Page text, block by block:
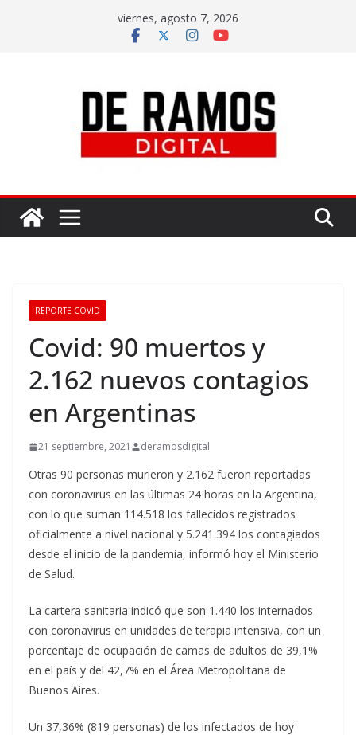
viernes, agosto 7, 2026
REPORTE COVID
Covid: 90 muertos y
2.162 nuevos contagios
en Argentinas
21 septiembre, 2021 deramosdigital
Otras 90 personas murieron y 2.162 fueron reportadas
con coronavirus en las últimas 24 horas en la Argentina,
con lo que suman 114.518 los fallecidos registrados
oficialmente a nivel nacional y 5.241.394 los contagiados
desde el inicio de la pandemia, informó hoy el Ministerio
de Salud.
La cartera sanitaria indicó que son 1.440 los internados
con coronavirus en unidades de terapia intensiva, con un
porcentaje de ocupación de camas de adultos de 39,1%
en el país y del 42,7% en el Área Metropolitana de
Buenos Aires.
Un 37,36% (819 personas) de los infectados de hoy